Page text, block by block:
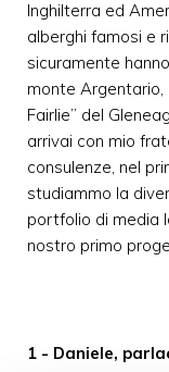
Inghilterra ed
alberghi famosi e
sicuramente
monte Argentario,
Fairlie” del
arrivai con mio
consulenze, nel
studiammo la
portfolio di media
nostro primo
1 - Daniele,